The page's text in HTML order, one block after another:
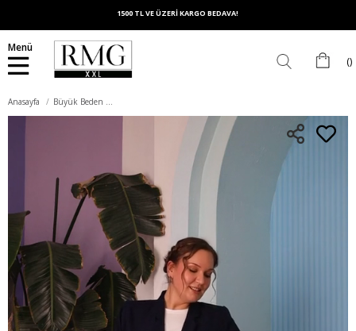
1500 TL VE ÜZERİ KARGO BEDAVA!
Menü
Anasayfa Büyük Beden Lacivert Ceket